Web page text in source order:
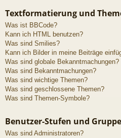
Textformatierung und
Was ist BBCode?
Kann ich HTML benutzen?
Was sind Smilies?
Kann ich Bilder in meine Beiträge
Was sind globale Bekanntmachungen?
Was sind Bekanntmachungen?
Was sind wichtige Themen?
Was sind geschlossene Themen?
Was sind Themen-Symbole?
Benutzer-Stufen und
Was sind Administratoren?